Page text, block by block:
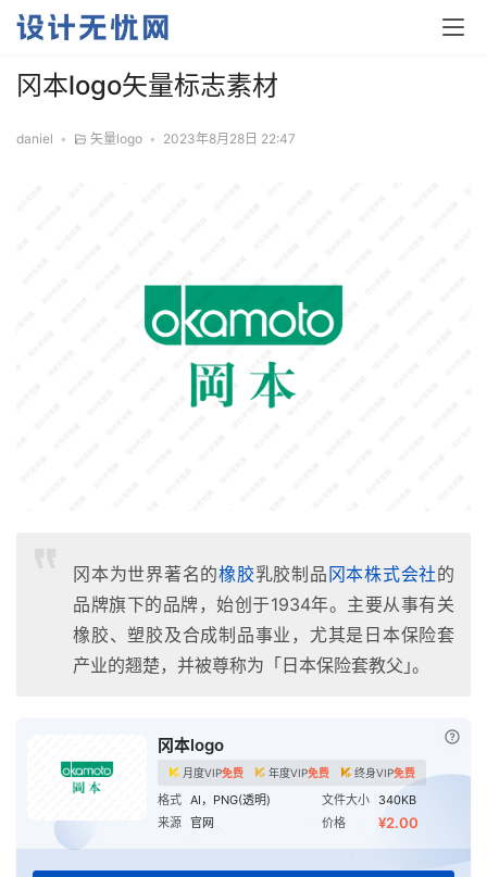
冈本logo矢量标志素材
daniel • 矢量logo • 2023年8月28日 22:47
冈本为世界著名的橡胶乳胶制品冈本株式会社的
品牌旗下的品牌，始创于1934年。主要从事有关
橡胶、塑胶及合成制品事业，尤其是日本保险套
产业的翘楚，并被尊称为「日本保险套教父｣。
冈本logo
月度VIP免费 年度VIP免费 终身VIP免费
格式 AI，PNG(透明) 文件大小
340KB
来源 官网 价格 ¥2.00